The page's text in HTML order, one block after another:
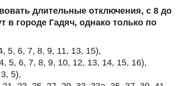
длительные отключения, с 8 до
в городе Гадяч, однако только по
5, 6, 7, 8, 9, 11, 13, 15),
5, 6, 7, 8, 9, 10, 12, 13, 14, 15, 16),
5),